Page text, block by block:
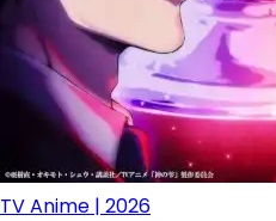
TV Anime | 2026